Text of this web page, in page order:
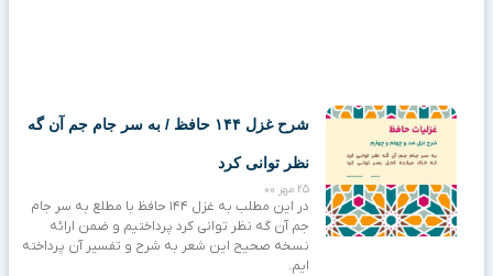
شرح غزل ۱۴۴ حافظ / به سر جام جم آن گه
نظر توانی کرد
25 مهر 00
در این مطلب به غزل ۱۴۴ حافظ با مطلع به سر جام
جم آن گه نظر توانی کرد پرداختیم و ضمن ارائه
نسخه صحیح این شعر به شرح و تفسیر آن پرداخته
ایم.